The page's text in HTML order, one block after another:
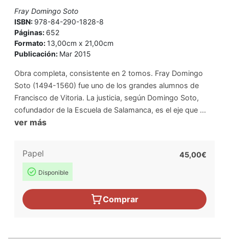
Fray Domingo Soto
ISBN: 978-84-290-1828-8
Páginas: 652
Formato:13,00cm x 21,00cm
Publicación: Mar 2015
Obra completa, consistente en 2 tomos. Fray Domingo
Soto (1494-1560) fue uno de los grandes alumnos de
Francisco de Vitoria. La justicia, según Domingo Soto,
cofundador de la Escuela de Salamanca, es el eje que ...
ver más
Papel
Disponible
45,00€
Comprar